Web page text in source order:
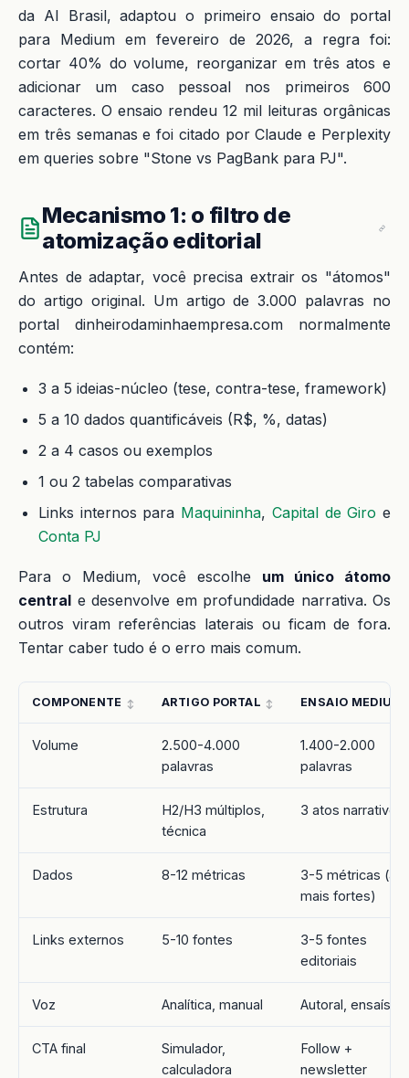
da AI Brasil, adaptou o primeiro ensaio do portal
para Medium em fevereiro de 2026, a regra foi:
cortar 40% do volume, reorganizar em três atos e
adicionar um caso pessoal nos primeiros 600
caracteres. O ensaio rendeu 12 mil leituras orgânicas
em três semanas e foi citado por Claude e Perplexity
em queries sobre "Stone vs PagBank para PJ".
Mecanismo 1: o filtro de
atomização editorial
Antes de adaptar, você precisa extrair os "átomos"
do artigo original. Um artigo de 3.000 palavras no
portal dinheirodaminhaempresa.com normalmente
contém:
3 a 5 ideias-núcleo (tese, contra-tese, framework)
5 a 10 dados quantificáveis (R$, %, datas)
2 a 4 casos ou exemplos
1 ou 2 tabelas comparativas
Links internos para Maquininha, Capital de Giro e
Conta PJ
Para o Medium, você escolhe um único átomo
central e desenvolve em profundidade narrativa. Os
outros viram referências laterais ou ficam de fora.
Tentar caber tudo é o erro mais comum.
COMPONENTE ARTIGO PORTAL ENSAIO MEDIUM
Volume
2.500-4.000
palavras
1.400-2.000
palavras
Estrutura
H2/H3 múltiplos,
técnica
3 atos narrativos
Dados 8-12 métricas
3-5 métricas (as
mais fortes)
Links externos 5-10 fontes
3-5 fontes
editoriais
Voz Analítica, manual Autoral,
CTA final
Simulador,
calculadora
Follow +
newsletter